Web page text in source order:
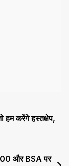
हम करेंगे हस्तक्षेप,
और BSA पर